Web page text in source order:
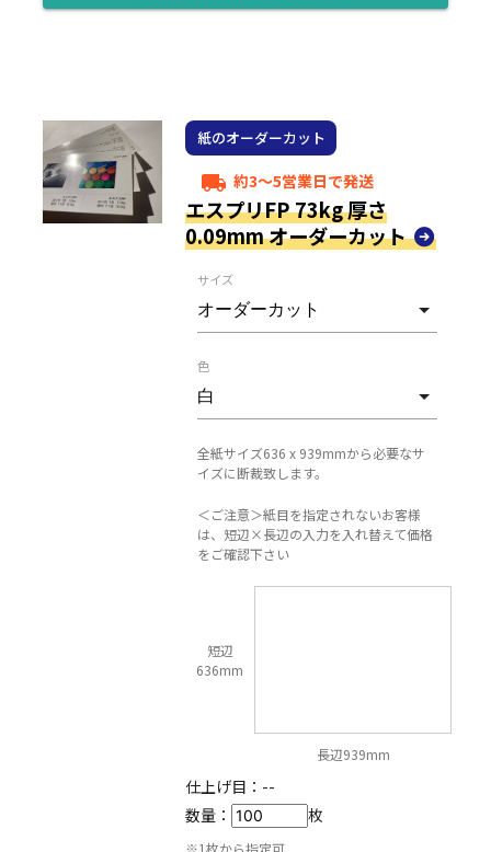
紙のオーダーカット
local_shipping 約3～5営業日で発送
エスプリFP 73kg 厚さ
0.09mm オーダーカット
サイズ
色
全紙サイズ636 x 939mmから必要なサ
イズに断裁致します。
＜ご注意＞紙目を指定されないお客様
は、短辺×長辺の入力を入れ替えて価格
をご確認下さい
短辺
636mm
長辺939mm
仕上げ目： --
数量：
枚